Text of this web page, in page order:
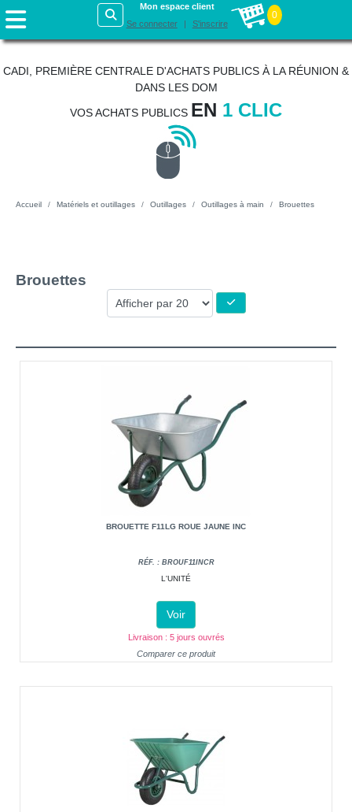
Mon espace client
Se connecter
S'inscrire
0
CADI, PREMIÈRE CENTRALE D'ACHATS PUBLICS À LA RÉUNION &
DANS LES DOM
VOS ACHATS PUBLICS EN 1 CLIC
Accueil Matériels et outillages Outillages Outillages à main Brouettes
Brouettes
BROUETTE F11LG ROUE JAUNE INC
RÉF. : BROUF11INCR
L'UNITÉ
Voir
Livraison : 5 jours ouvrés
Comparer ce produit